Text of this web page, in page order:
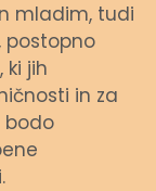
mladim, tudi
postopno
jih
in za
bodo